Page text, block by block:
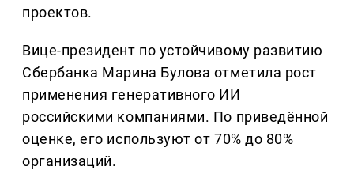
проектов.
Вице-президент по устойчивому развитию
Сбербанка Марина Булова отметила рост
применения генеративного ИИ
российскими компаниями. По приведённой
оценке, его используют от 70% до 80%
организаций.